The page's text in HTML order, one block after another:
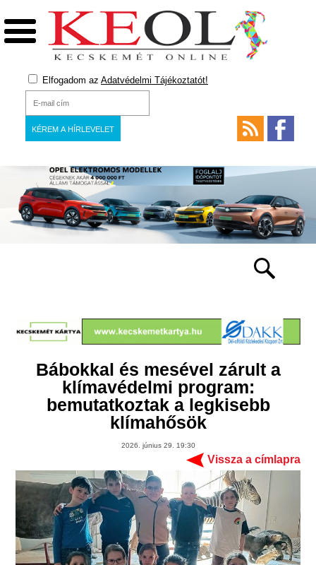
Elfogadom az Adatvédelmi Tájékoztatót!
Bábokkal és mesével zárult a
klímavédelmi program:
bemutatkoztak a legkisebb
klímahősök
2026. június 29. 19:30
Vissza a címlapra